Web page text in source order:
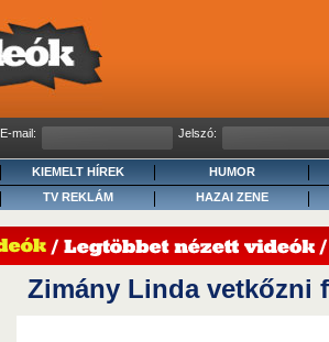
E-mail: Jelszó:
KIEMELT HÍREK
HUMOR
TV REKLÁM HAZAI ZENE
Zimány Linda vetkőzni